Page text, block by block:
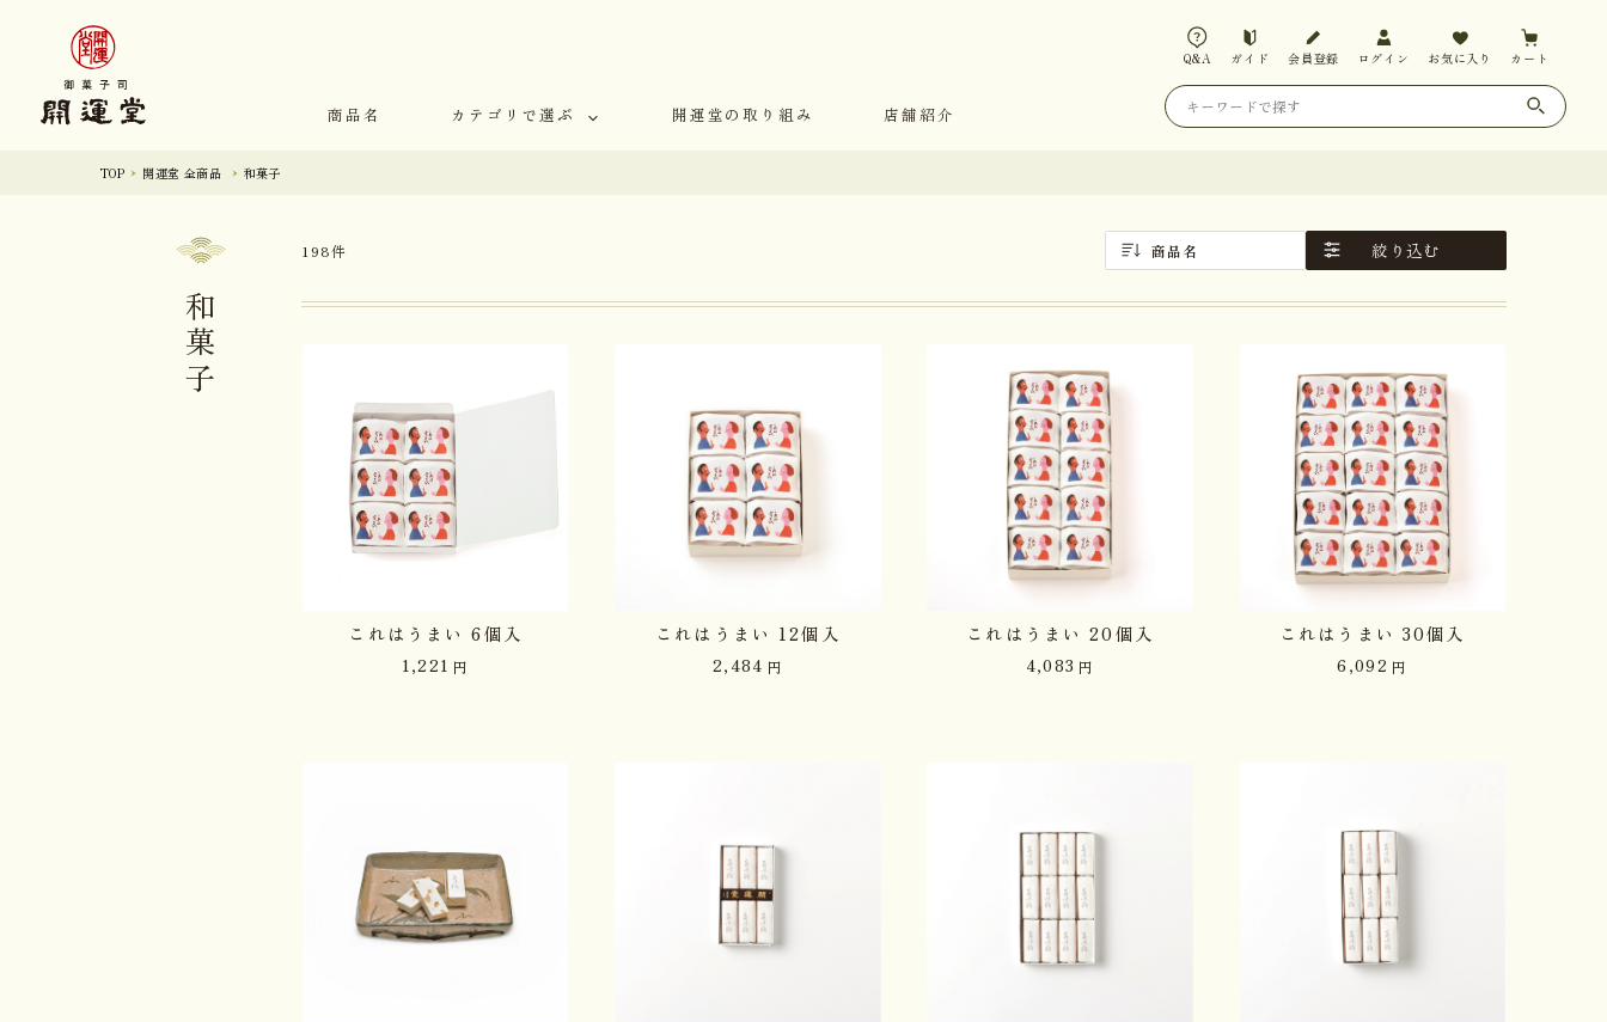
商品名 カテゴリで選ぶ 開運堂の取り組み 店舗紹介
Q&A ガイド 会員登録 ログイン お気に入り カート
TOP 開運堂 全商品 和菓子
和菓子
198件 商品名 絞り込む
これはうまい 6個入
1,221 円
これはうまい 12個入
2,484 円
これはうまい 20個入
4,083 円
これはうまい 30個入
6,092 円